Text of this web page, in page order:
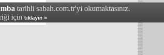
tarihli sabah.com.tr'yi okumaktasınız.
için tıklayın »